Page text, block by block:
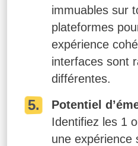
immuables sur
plateformes
expérience
interfaces sont
différentes.
Potentiel
Identifiez les 1
une expérience